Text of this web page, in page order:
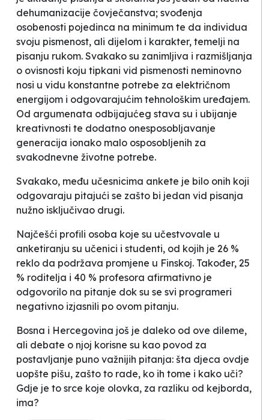
dehumanizacije čovječanstva; svođenja
osobenosti pojedinca na minimum te da individua
svoju pismenost, ali dijelom i karakter, temelji na
pisanju rukom. Svakako su zanimljiva i razmišljanja
o ovisnosti koju tipkani vid pismenosti neminovno
nosi u vidu konstantne potrebe za električnom
energijom i odgovarajućim tehnološkim uređajem.
Od argumenata odbijajućeg stava su i ubijanje
kreativnosti te dodatno onesposobljavanje
generacija ionako malo osposobljenih za
svakodnevne životne potrebe.
Svakako, među učesnicima ankete je bilo onih koji
odgovaraju pitajući se zašto bi jedan vid pisanja
nužno isključivao drugi.
Najčešći profili osoba koje su učestvovale u
anketiranju su učenici i studenti, od kojih je 26 %
reklo da podržava promjene u Finskoj. Također, 25
% roditelja i 40 % profesora afirmativno je
odgovorilo na pitanje dok su se svi programeri
negativno izjasnili po ovom pitanju.
Bosna i Hercegovina još je daleko od ove dileme,
ali debate o njoj korisne su kao povod za
postavljanje puno važnijih pitanja: šta djeca ovdje
uopšte pišu, zašto to rade, ko ih tome i kako uči?
Gdje je to srce koje olovka, za razliku od kejborda,
ima?